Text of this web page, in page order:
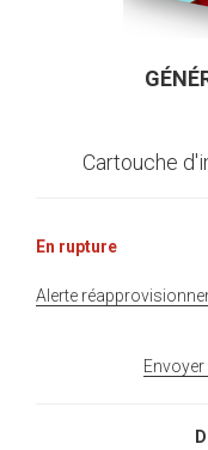
Cartouche
En rupture
Alerte